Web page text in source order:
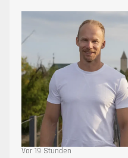
Vor 19 Stunden